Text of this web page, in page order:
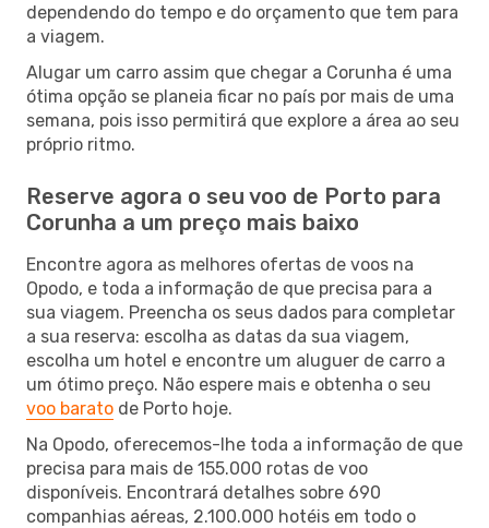
dependendo do tempo e do orçamento que tem para
a viagem.
Alugar um carro assim que chegar a Corunha é uma
ótima opção se planeia ficar no país por mais de uma
semana, pois isso permitirá que explore a área ao seu
próprio ritmo.
Reserve agora o seu voo de Porto para
Corunha a um preço mais baixo
Encontre agora as melhores ofertas de voos na
Opodo, e toda a informação de que precisa para a
sua viagem. Preencha os seus dados para completar
a sua reserva: escolha as datas da sua viagem,
escolha um hotel e encontre um aluguer de carro a
um ótimo preço. Não espere mais e obtenha o seu
voo barato de Porto hoje.
Na Opodo, oferecemos-lhe toda a informação de que
precisa para mais de 155.000 rotas de voo
disponíveis. Encontrará detalhes sobre 690
companhias aéreas, 2.100.000 hotéis em todo o